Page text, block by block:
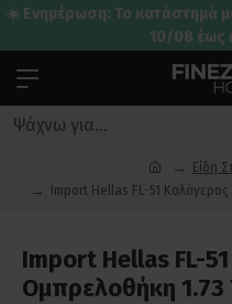
☀️ Ενημέρωση: Το κατάστημά
10/08 έως
Είδη
Import Hellas FL-51
Import Hellas FL-
Ομπρελοθήκη